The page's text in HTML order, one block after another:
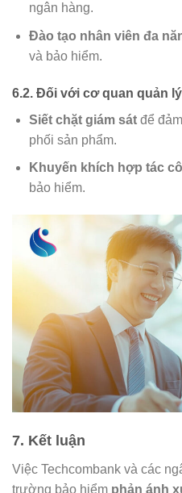
ngân hàng.
Đào tạo nhân viên đa
và bảo hiểm.
6.2. Đối với cơ quan quản lý
Siết chặt giám sátđể
phối sản phẩm.
Khuyến khích hợp tác
bảo hiểm.
7. Kết luận
Việc Techcombank và các
trường bảo hiểm phản ánh